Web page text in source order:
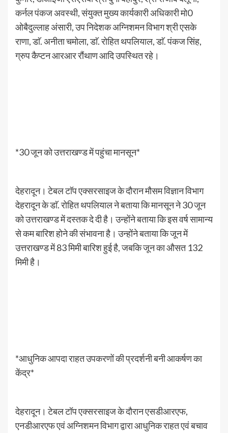
कर्नल पंकज अवस्थी, संयुक्त मुख्य कार्यकारी अधिकारी मो0
ओबैदुल्लाह अंसारी, उप निदेशक अग्निशमन विभाग श्री एसके
राणा, डाॅ. अनीता चमोला, डाॅ. रोहित थपलियाल, डाॅ. पंकज सिंह,
ग्रुप कैप्टन आरआर रौंथाण आदि उपस्थित रहे।
*30 जून को उत्तराखण्ड में पहुंचा मानसून*
देहरादून। टेबल टाॅप एक्सरसाइज के दौरान मौसम विज्ञान विभाग
देहरादून के डाॅ. रोहित थपलियाल ने बताया कि मानसून ने 30 जून
को उत्तराखण्ड में दस्तक दे दी है। उन्होंने बताया कि इस वर्ष सामान्य
से कम बारिश होने की संभावना है। उन्होंने बताया कि जून में
उत्तराखण्ड में 83 मिमी बारिश हुई है, जबकि जून का औसत 132
मिमी है।
*आधुनिक आपदा राहत उपकरणों की प्रदर्शनी बनी आकर्षण का
केंद्र*
देहरादून। टेबल टॉप एक्सरसाइज के दौरान एसडीआरएफ,
एनडीआरएफ एवं अग्निशमन विभाग द्वारा आधुनिक राहत एवं बचाव